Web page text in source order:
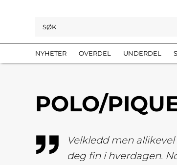
NYHETER OVERDEL UNDERDEL
POLO/
Velkledd men
deg fin i hverdagen.